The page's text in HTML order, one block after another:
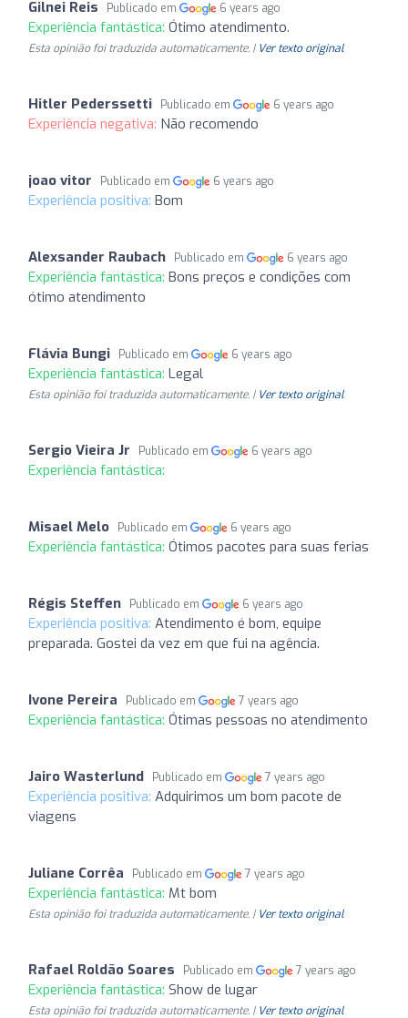
Gilnei Reis Publicado em 6 years ago
Experiência fantástica: Ótimo atendimento.
Esta opinião foi traduzida automaticamente. | Ver texto original
Hitler Pederssetti Publicado em 6 years ago
Experiência negativa: Não recomendo
joao vitor Publicado em 6 years ago
Experiência positiva: Bom
Alexsander Raubach Publicado em 6 years ago
Experiência fantástica: Bons preços e condições com
ótimo atendimento
Flávia Bungi Publicado em 6 years ago
Experiência fantástica: Legal
Esta opinião foi traduzida automaticamente. | Ver texto original
Sergio Vieira Jr Publicado em 6 years ago
Experiência fantástica:
Misael Melo Publicado em 6 years ago
Experiência fantástica: Ótimos pacotes para suas ferias
Régis Steffen Publicado em 6 years ago
Experiência positiva: Atendimento é bom, equipe
preparada. Gostei da vez em que fui na agência.
Ivone Pereira Publicado em 7 years ago
Experiência fantástica: Ótimas pessoas no atendimento
Jairo Wasterlund Publicado em 7 years ago
Experiência positiva: Adquirimos um bom pacote de
viagens
Juliane Corrêa Publicado em 7 years ago
Experiência fantástica: Mt bom
Esta opinião foi traduzida automaticamente. | Ver texto original
Rafael Roldão Soares Publicado em 7 years ago
Experiência fantástica: Show de lugar
Esta opinião foi traduzida automaticamente. | Ver texto original